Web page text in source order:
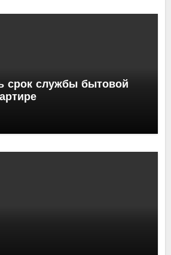
срок службы бытовой